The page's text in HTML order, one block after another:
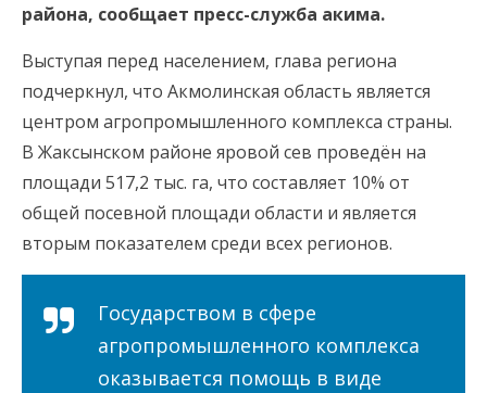
района, сообщает пресс-служба акима.
Выступая перед населением, глава региона
подчеркнул, что Акмолинская область является
центром агропромышленного комплекса страны.
В Жаксынском районе яровой сев проведён на
площади 517,2 тыс. га, что составляет 10% от
общей посевной площади области и является
вторым показателем среди всех регионов.
Государством в сфере
агропромышленного комплекса
оказывается помощь в виде